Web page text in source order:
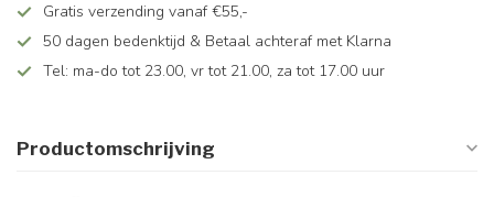
Gratis verzending vanaf €55,-
50 dagen bedenktijd & Betaal achteraf met Klarna
Tel: ma-do tot 23.00, vr tot 21.00, za tot 17.00 uur
Productomschrijving